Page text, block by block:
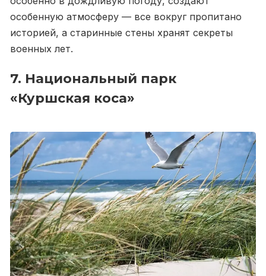
особенную атмосферу — все вокруг пропитано
историей, а старинные стены хранят секреты
военных лет.
7. Национальный парк
«Куршская коса»